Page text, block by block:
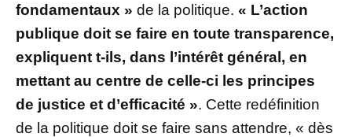
fondamentaux » de la politique. « L’action
publique doit se faire en toute transparence,
expliquent t-ils, dans l’intérêt général, en
mettant au centre de celle-ci les principes
de justice et d’efficacité ». Cette redéfinition
de la politique doit se faire sans attendre, « dès